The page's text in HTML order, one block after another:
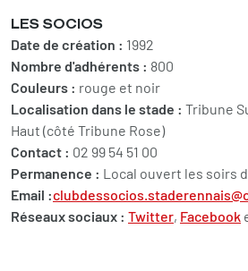
LES SOCIOS
Date de création : 1992
Nombre d'adhérents : 800
Couleurs : rouge et noir
Localisation dans le stade : Tribune
Haut (côté Tribune Rose)
Contact : 02 99 54 51 00
Permanence : Local ouvert les soirs
Email :
Réseaux sociaux : Twitter, Facebook